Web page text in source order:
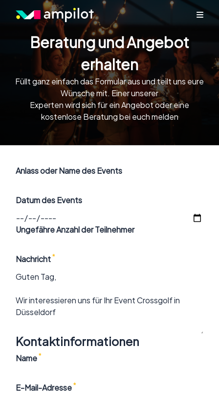
Beratung und Angebot
erhalten
Füllt ganz einfach das Formular aus und teilt uns eure
Wünsche mit. Einer unserer
Experten wird sich für ein Angebot oder eine
kostenlose Beratung bei euch melden
Anlass oder Name des Events
Datum des Events
Ungefähre Anzahl der Teilnehmer
Nachricht *
Kontaktinformationen
Name *
E-Mail-Adresse *